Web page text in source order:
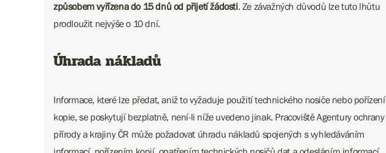
způsobem vyřízena do 15 dnů od přijetí žádosti. Ze závažných důvodů lze tuto lhůtu
prodloužit nejvýše o 10 dní.
Úhrada nákladů
Informace, které lze předat, aniž to vyžaduje použití technického nosiče nebo pořízení
kopie, se poskytují bezplatně, není-li níže uvedeno jinak. Pracoviště Agentury ochrany
přírody a krajiny ČR může požadovat úhradu nákladů spojených s vyhledáváním